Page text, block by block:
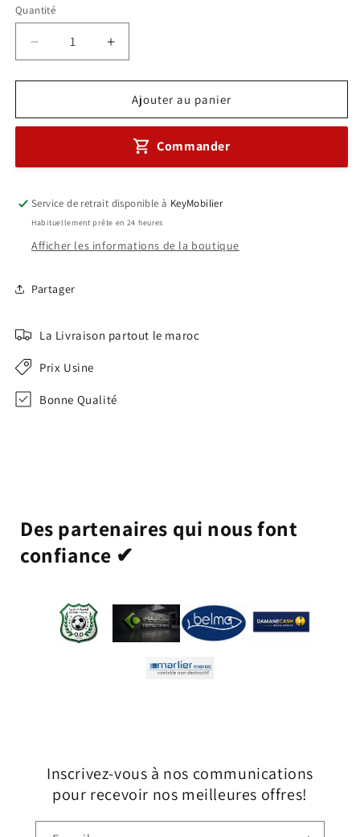
Quantité
Réduire
la
quantité
Bureau
Retour
Réf
A0152
Augmenter
la
quantité
Bureau
avec
Retour
Réf
A0152
Ajouter au panier
Commander
Service de retrait disponible à KeyMobilier
Habituellement prête en 24 heures
Afficher les informations de la boutique
Partager
La Livraison partout le maroc
Prix Usine
Bonne Qualité
Des partenaires qui nous font
confiance ✔
Inscrivez-vous à nos communications
pour recevoir nos meilleures offres!